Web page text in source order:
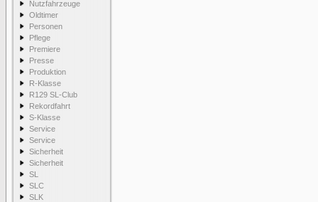
Nutzfahrzeuge
Oldtimer
Personen
Pflege
Premiere
Presse
Produktion
R-Klasse
R129 SL-Club
Rekordfahrt
S-Klasse
Service
Service
Sicherheit
Sicherheit
SL
SLC
SLK